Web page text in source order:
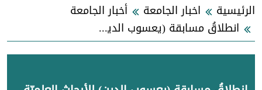
الرئيسية اخبار الجامعة
أخبار الجامعة
انطلاقُ مسابقة (يعسوب الدين) للأبحاث العلميّة